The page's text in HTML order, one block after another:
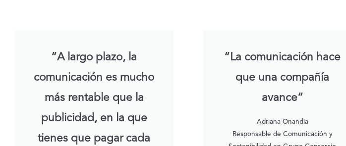
“A largo plazo, la
comunicación es mucho
más rentable que la
publicidad, en la que
tienes que pagar cada
“La comunicación hace
que una compañía
avance”
Adriana Onandia
Responsable de Comunicación y